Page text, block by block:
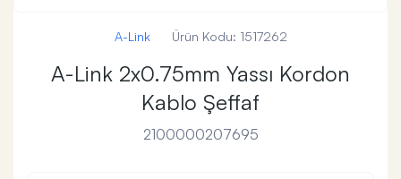
A-Link Ürün Kodu: 1517262
A-Link 2x0.75mm Yassı Kordon
Kablo Şeffaf
2100000207695